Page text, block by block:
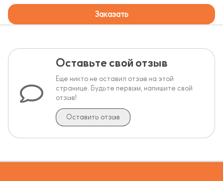
Заказать
Оставьте свой отзыв
Еще никто не оставил отзыв на этой
странице. Будьте первым, напишите свой
отзыв!
Оставить отзыв